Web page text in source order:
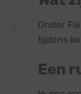
Onder
tijdens
Een